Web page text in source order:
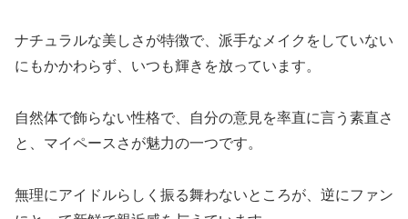
ナチュラルな美しさが特徴で、派手なメイクをしていない
にもかかわらず、いつも輝きを放っています。
自然体で飾らない性格で、自分の意見を率直に言う素直さ
と、マイペースさが魅力の一つです。
無理にアイドルらしく振る舞わないところが、逆にファン